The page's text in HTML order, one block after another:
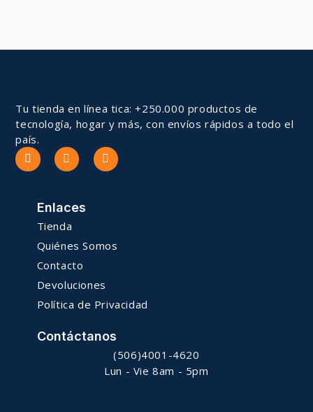
Tu tienda en línea tica: +250.000 productos de
tecnología, hogar y más, con envíos rápidos a todo el
país.
Enlaces
Tienda
Quiénes Somos
Contacto
Devoluciones
Política de Privacidad
Contáctanos
(506)4001-4620
Lun - Vie 8am - 5pm